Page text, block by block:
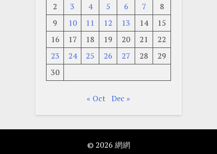
2
3 4 5 6 7
8
9
10 11 12 13 14
15
16
17 18 19 20 21
22
23
24 25 26 27 28
29
30
« Oct Dec »
© 2026 網網